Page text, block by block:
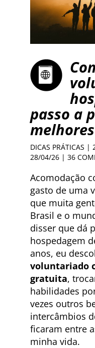
passo a
DICAS PRÁTICAS |
28/04/26 | 36
Acomodação
gasto de uma
que muita
Brasil e o
disser que dá
hospedagem
anos, eu
voluntariado
gratuita,
habilidades
vezes outros
intercâmbios
ficaram entre
minha vida.